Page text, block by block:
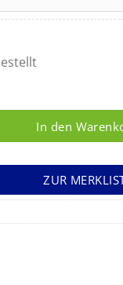
€
In den
ZUR